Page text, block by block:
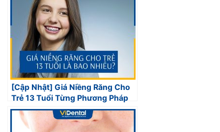
[Cập Nhật] Giá Niềng Răng Cho
Trẻ 13 Tuổi Từng Phương Pháp